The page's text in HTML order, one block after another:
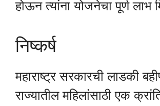
होऊन त्यांना योजनेचा पूर्ण
निष्कर्ष
महाराष्ट्र सरकारची लाडकी
राज्यातील महिलांसाठी एक